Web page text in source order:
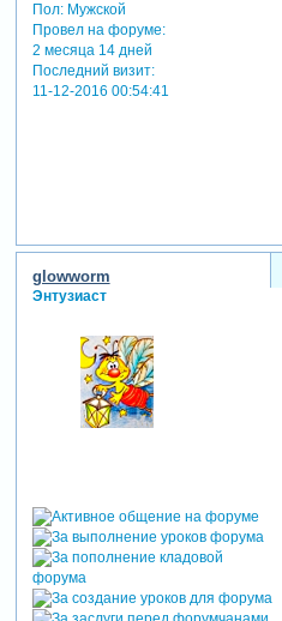
Пол:Мужской
Провел на форуме:
2 месяца 14 дней
Последний визит:
11-12-2016 00:54:41
glowworm
Энтузиаст